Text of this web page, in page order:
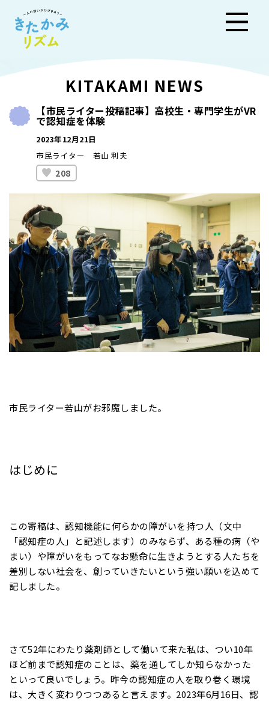
きた
かみ
リズ
ム
KITAKAMI NEWS
【市民ライター投稿記事】高校生・専門学生がVR
で認知症を体験
2023年12月21日
市民ライター 若山 利夫
208
市民ライター若山がお邪魔しました。
はじめに
この寄稿は、認知機能に何らかの障がいを持つ人（文中
「認知症の人」と記述します）のみならず、ある種の病（や
まい）や障がいをもってなお懸命に生きようとする人たちを
差別しない社会を、創っていきたいという強い願いを込めて
記しました。
さて52年にわたり薬剤師として働いて来た私は、つい10年
ほど前まで認知症のことは、薬を通してしか知らなかった
といって良いでしょう。昨今の認知症の人を取り巻く環境
は、大きく変わりつつあると言えます。2023年6月16日、認